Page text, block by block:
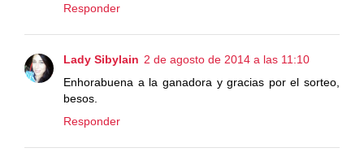
Responder
Lady Sibylain 2 de agosto de 2014 a las 11:10
Enhorabuena a la ganadora y gracias por el sorteo,
besos.
Responder